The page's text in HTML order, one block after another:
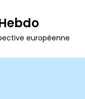
européenne